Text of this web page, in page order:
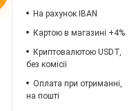
На рахунок IBAN
Картою в магазині +4%
Криптовалютою USDT,
без комісії
Оплата при отриманні,
на пошті